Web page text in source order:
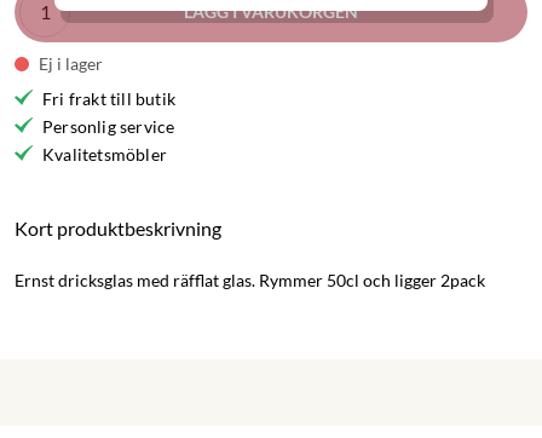
LÄGG I VARUKORGEN
Ej i lager
Fri frakt till butik
Personlig service
Kvalitetsmöbler
Kort produktbeskrivning
Ernst dricksglas med räfflat glas. Rymmer 50cl och ligger 2pack